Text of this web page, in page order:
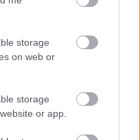
storage
on web or
storage
or app.
oldalt ajánlani, ahol